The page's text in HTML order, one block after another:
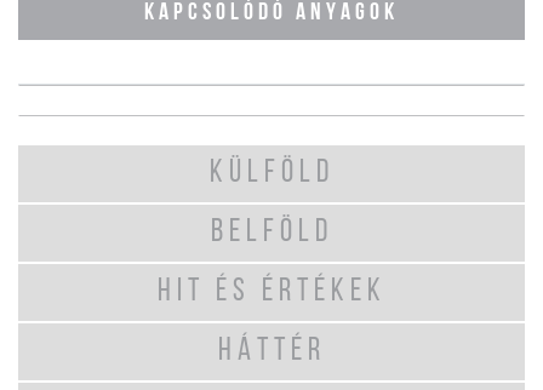
KAPCSOLÓDÓ ANYAGOK
KÜLFÖLD
BELFÖLD
HIT ÉS ÉRTÉKEK
HÁTTÉR